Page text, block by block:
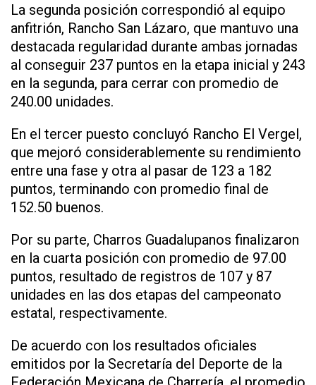
La segunda posición correspondió al equipo
anfitrión, Rancho San Lázaro, que mantuvo una
destacada regularidad durante ambas jornadas
al conseguir 237 puntos en la etapa inicial y 243
en la segunda, para cerrar con promedio de
240.00 unidades.
En el tercer puesto concluyó Rancho El Vergel,
que mejoró considerablemente su rendimiento
entre una fase y otra al pasar de 123 a 182
puntos, terminando con promedio final de
152.50 buenos.
Por su parte, Charros Guadalupanos finalizaron
en la cuarta posición con promedio de 97.00
puntos, resultado de registros de 107 y 87
unidades en las dos etapas del campeonato
estatal, respectivamente.
De acuerdo con los resultados oficiales
emitidos por la Secretaría del Deporte de la